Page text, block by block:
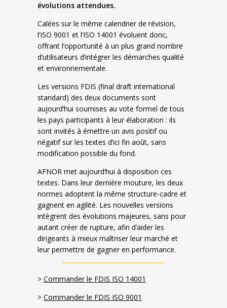
évolutions attendues.
Calées sur le même calendrier de révision,
l’ISO 9001 et l’ISO 14001 évoluent donc,
offrant l’opportunité à un plus grand nombre
d’utilisateurs d’intégrer les démarches qualité
et environnementale.
Les versions FDIS (final draft international
standard) des deux documents sont
aujourd’hui soumises au vote formel de tous
les pays participants à leur élaboration : ils
sont invités à émettre un avis positif ou
négatif sur les textes d’ici fin août, sans
modification possible du fond.
AFNOR met aujourd’hui à disposition ces
textes. Dans leur dernière mouture, les deux
normes adoptent la même structure-cadre et
gagnent en agilité. Les nouvelles versions
intègrent des évolutions majeures, sans pour
autant créer de rupture, afin d’aider les
dirigeants à mieux maîtriser leur marché et
leur permettre de gagner en performance.
> Commander le FDIS ISO 14001
> Commander le FDIS ISO 9001